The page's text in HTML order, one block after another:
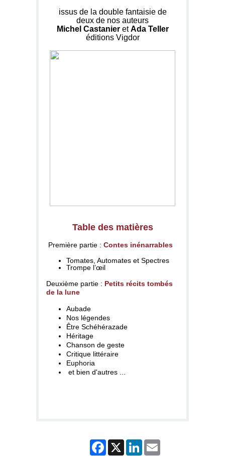
issus de la double fantaisie de
deux de nos auteurs
Michel Castanier etAda Teller
éditions Vigdor
Table des matières
Première partie : Contes inénarrables
Tomates, Automates et Spectres
Trompe l’œil
Deuxième partie : Petits récits tombés
de la lune
Aubade
Nos légendes
Être Schéhérazade
Héritage
Chanson de geste
Critique littéraire
Euphoria
et bien d'autres ...
Facebook
X LinkedIn